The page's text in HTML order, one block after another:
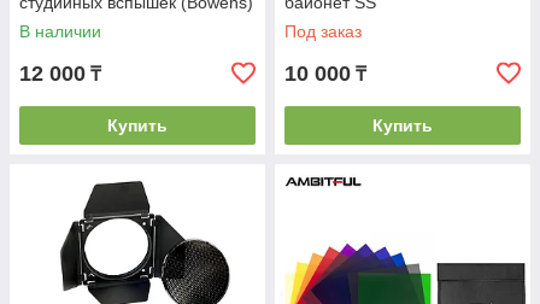
В наличии
12 000 ₸
Купить
Под заказ
10 000 ₸
Купить